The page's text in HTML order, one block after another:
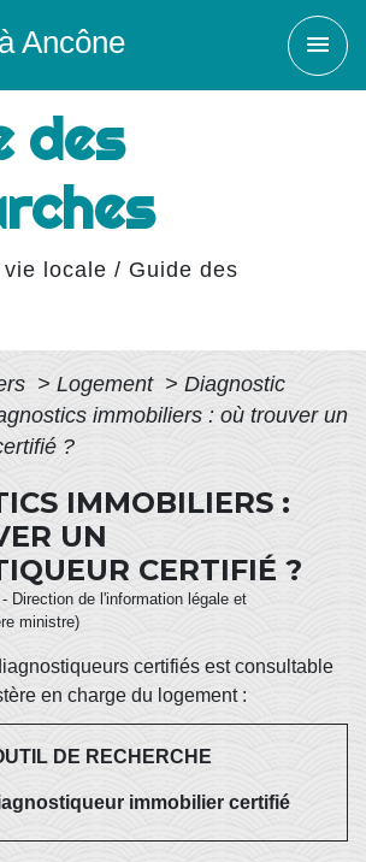
Ancône menu
des
vie locale / Guide des
> Logement > Diagnostic
immobiliers : où trouver un
?
IMMOBILIERS :
UN
CERTIFIÉ ?
Direction de l'information légale et
ministre)
certifiés est consultable
en charge du logement :
DE RECHERCHE
immobilier certifié